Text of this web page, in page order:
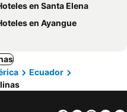
en Santa Elena
en Ayangue
Ecuador